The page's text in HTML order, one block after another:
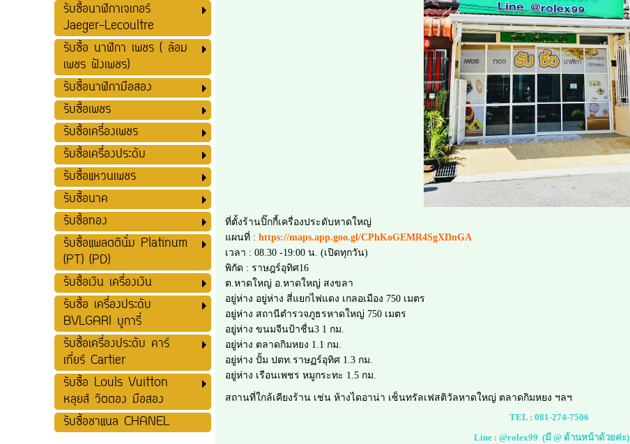
รับซื้อนาฬิกาเจเกอร์
Jaeger-Lecoultre
รับซื้อ นาฬิกา เพชร ( ล้อม
เพชร ฝังเพชร)
รับซื้อนาฬิกามือสอง
รับซื้อเพชร
รับซื้อเครื่องเพชร
รับซื้อเครื่องประดับ
รับซื้อแหวนเพชร
รับซื้อนาค
รับซื้อทอง
รับซื้อแพลตตินั่ม Platinum
(PT) (PD)
รับซื้อเงิน เครื่องเงิน
รับซื้อ เครื่องประดับ
BVLGARI บูการี่
รับซื้อเครื่องประดับ คาร์
เที่ยร์ Cartier
รับซื้อ Louls Vuitton
หลุยส์ วิตตอง มือสอง
รับซื้อชาแนล CHANEL
ที่ตั้งร้านปิ๊กกี้เครื่องประดับหาดใหญ่
แผนที่ : https://maps.app.goo.gl/CPhKoGEMR4SgXDnGA
เวลา : 08.30 -19:00 น. (เปิดทุกวัน)
พิกัด : ราษฎร์อุทิศ16
ต.หาดใหญ่ อ.หาดใหญ่ สงขลา
อยู่ห่าง อยู่ห่าง สี่แยกไฟแดง เกลอเมือง 750 เมตร
อยู่ห่าง สถานีตำรวจภูธรหาดใหญ่ 750 เมตร
อยู่ห่าง ขนมจีนป้าชื่น3 1 กม.
อยู่ห่าง ตลาดกิมหยง 1.1 กม.
อยู่ห่าง ปั้ม ปตท.ราษฏร์อุทิศ 1.3 กม.
อยู่ห่าง เรือนเพชร หมูกระทะ 1.5 กม.
สถานที่ใกล้เคียงร้าน เช่น ห้างไดอาน่า เซ็นทรัลเฟสติวัลหาดใหญ่ ตลาดกิมหยง ฯลฯ
TEL : 081-274-7506
Line : @rolex99 (มี @ ด้านหน้าด้วยค่ะ)